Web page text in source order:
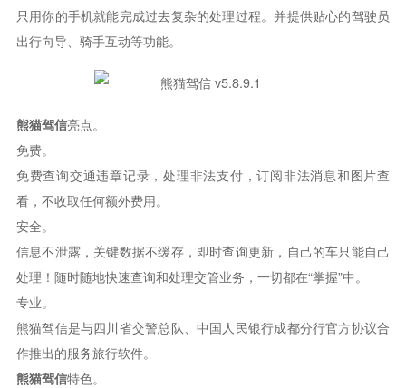
只用你的手机就能完成过去复杂的处理过程。并提供贴心的驾驶员
出行向导、骑手互动等功能。
熊猫驾信亮点。
免费。
免费查询交通违章记录，处理非法支付，订阅非法消息和图片查
看，不收取任何额外费用。
安全。
信息不泄露，关键数据不缓存，即时查询更新，自己的车只能自己
处理！随时随地快速查询和处理交管业务，一切都在“掌握”中。
专业。
熊猫驾信是与四川省交警总队、中国人民银行成都分行官方协议合
作推出的服务旅行软件。
熊猫驾信特色。